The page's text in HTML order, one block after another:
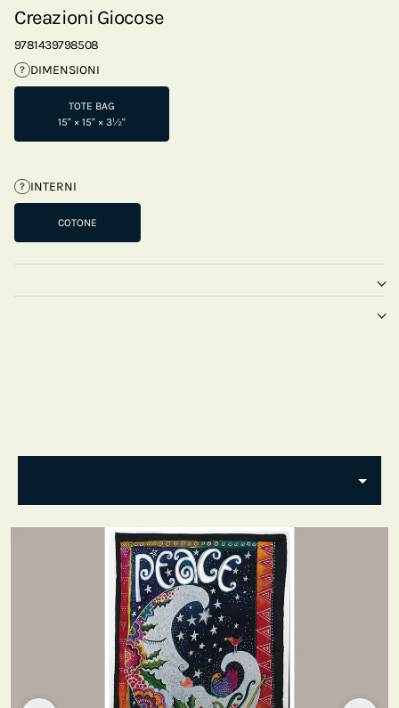
Creazioni Giocose
9781439798508
? DIMENSIONI
TOTE BAG
15" × 15" × 3½"
? INTERNI
COTONE